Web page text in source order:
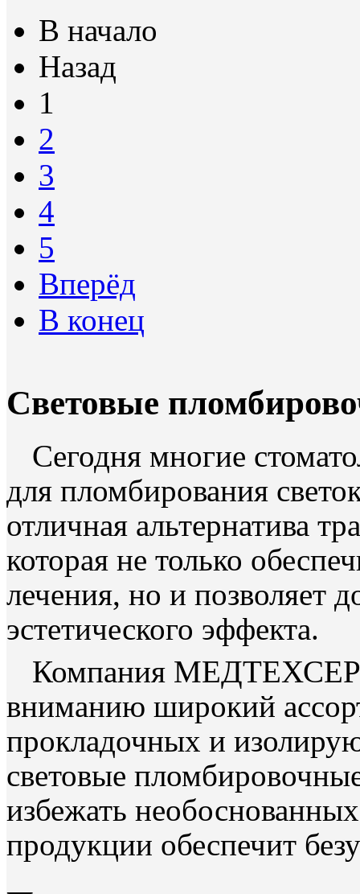
В начало
Назад
1
2
3
4
5
Вперёд
В конец
Световые
Сегодня многие
для пломбирования
отличная альтернатива
которая не только
лечения, но и позволяет
эстетического эффекта.
Компания
вниманию широкий
прокладочных и
световые
избежать
продукции обеспечит